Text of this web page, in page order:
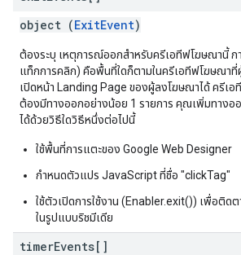
object (ExitEvent)
ต้องระบุ เหตุการณ์ออกสำหรับครีเอทีฟโฆษณานี้ ก
แท็กการคลิก) คือพื้นที่ใดก็ตามในครีเอทีฟโฆษณาที่
เปิดหน้า Landing Page ของผู้ลงโฆษณาได้ ครีเอ
ต้องมีทางออกอย่างน้อย 1 รายการ คุณเพิ่มทางอ
ได้ด้วยวิธีใดวิธีหนึ่งต่อไปนี้
ใช้พื้นที่การแตะของ Google Web Designer
กำหนดตัวแปร JavaScript ที่ชื่อ "clickTag"
ใช้ตัวเปิดการใช้งาน (Enabler.exit()) เพื่อติด
ในรูปแบบริชมีเดีย
timerEvents[]